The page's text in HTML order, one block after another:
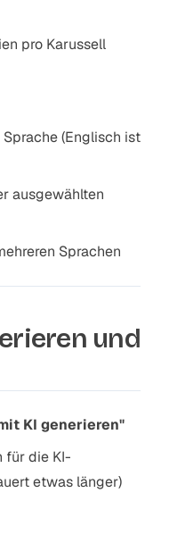
pro Karussell
(Englisch ist
ausgewählten
Sprachen
und
KI generieren"
für die KI-
etwas länger)